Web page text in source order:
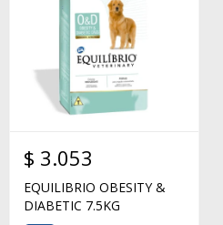
$ 3.053
EQUILIBRIO OBESITY &
DIABETIC 7.5KG